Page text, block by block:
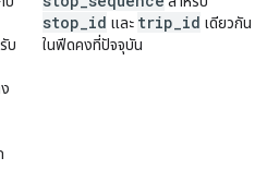
บ
stop id และ trip id เดียวกัน
ในฟีดคงที่ปัจจุบัน